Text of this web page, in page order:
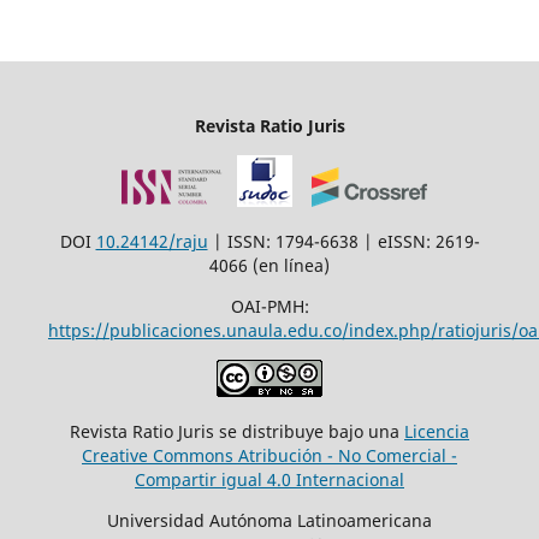
Revista Ratio Juris
DOI 10.24142/raju | ISSN: 1794-6638 | eISSN: 2619-
4066 (en línea)
OAI-PMH:
https://publicaciones.unaula.edu.co/index.php/ratiojuris/
Revista Ratio Juris se distribuye bajo una Licencia
Creative Commons Atribución - No Comercial -
Compartir igual 4.0 Internacional
Universidad Autónoma Latinoamericana